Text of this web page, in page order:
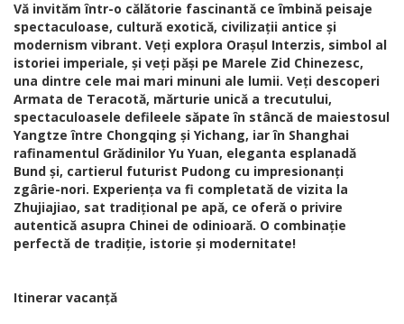
Vă invităm într-o călătorie fascinantă ce îmbină peisaje
spectaculoase, cultură exotică, civilizații antice și
modernism vibrant. Veți explora Orașul Interzis, simbol al
istoriei imperiale, și veți păși pe Marele Zid Chinezesc,
una dintre cele mai mari minuni ale lumii. Veți descoperi
Armata de Teracotă, mărturie unică a trecutului,
spectaculoasele defileele săpate în stâncă de maiestosul
Yangtze între Chongqing și Yichang, iar în Shanghai
rafinamentul Grădinilor Yu Yuan, eleganta esplanadă
Bund și, cartierul futurist Pudong cu impresionanți
zgârie-nori. Experiența va fi completată de vizita la
Zhujiajiao, sat tradițional pe apă, ce oferă o privire
autentică asupra Chinei de odinioară. O combinație
perfectă de tradiție, istorie și modernitate!
Itinerar vacanță